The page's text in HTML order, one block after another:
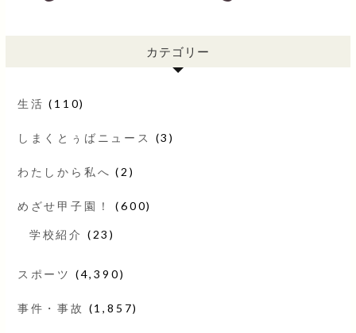
カテゴリー
生活 (110)
しまくとぅばニュース (3)
わたしから私へ (2)
めざせ甲子園！ (600)
学校紹介 (23)
スポーツ (4,390)
事件・事故 (1,857)